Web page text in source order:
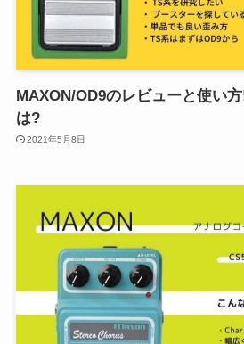
MAXON/OD9のレビューと使い
は?
2021年5月8日